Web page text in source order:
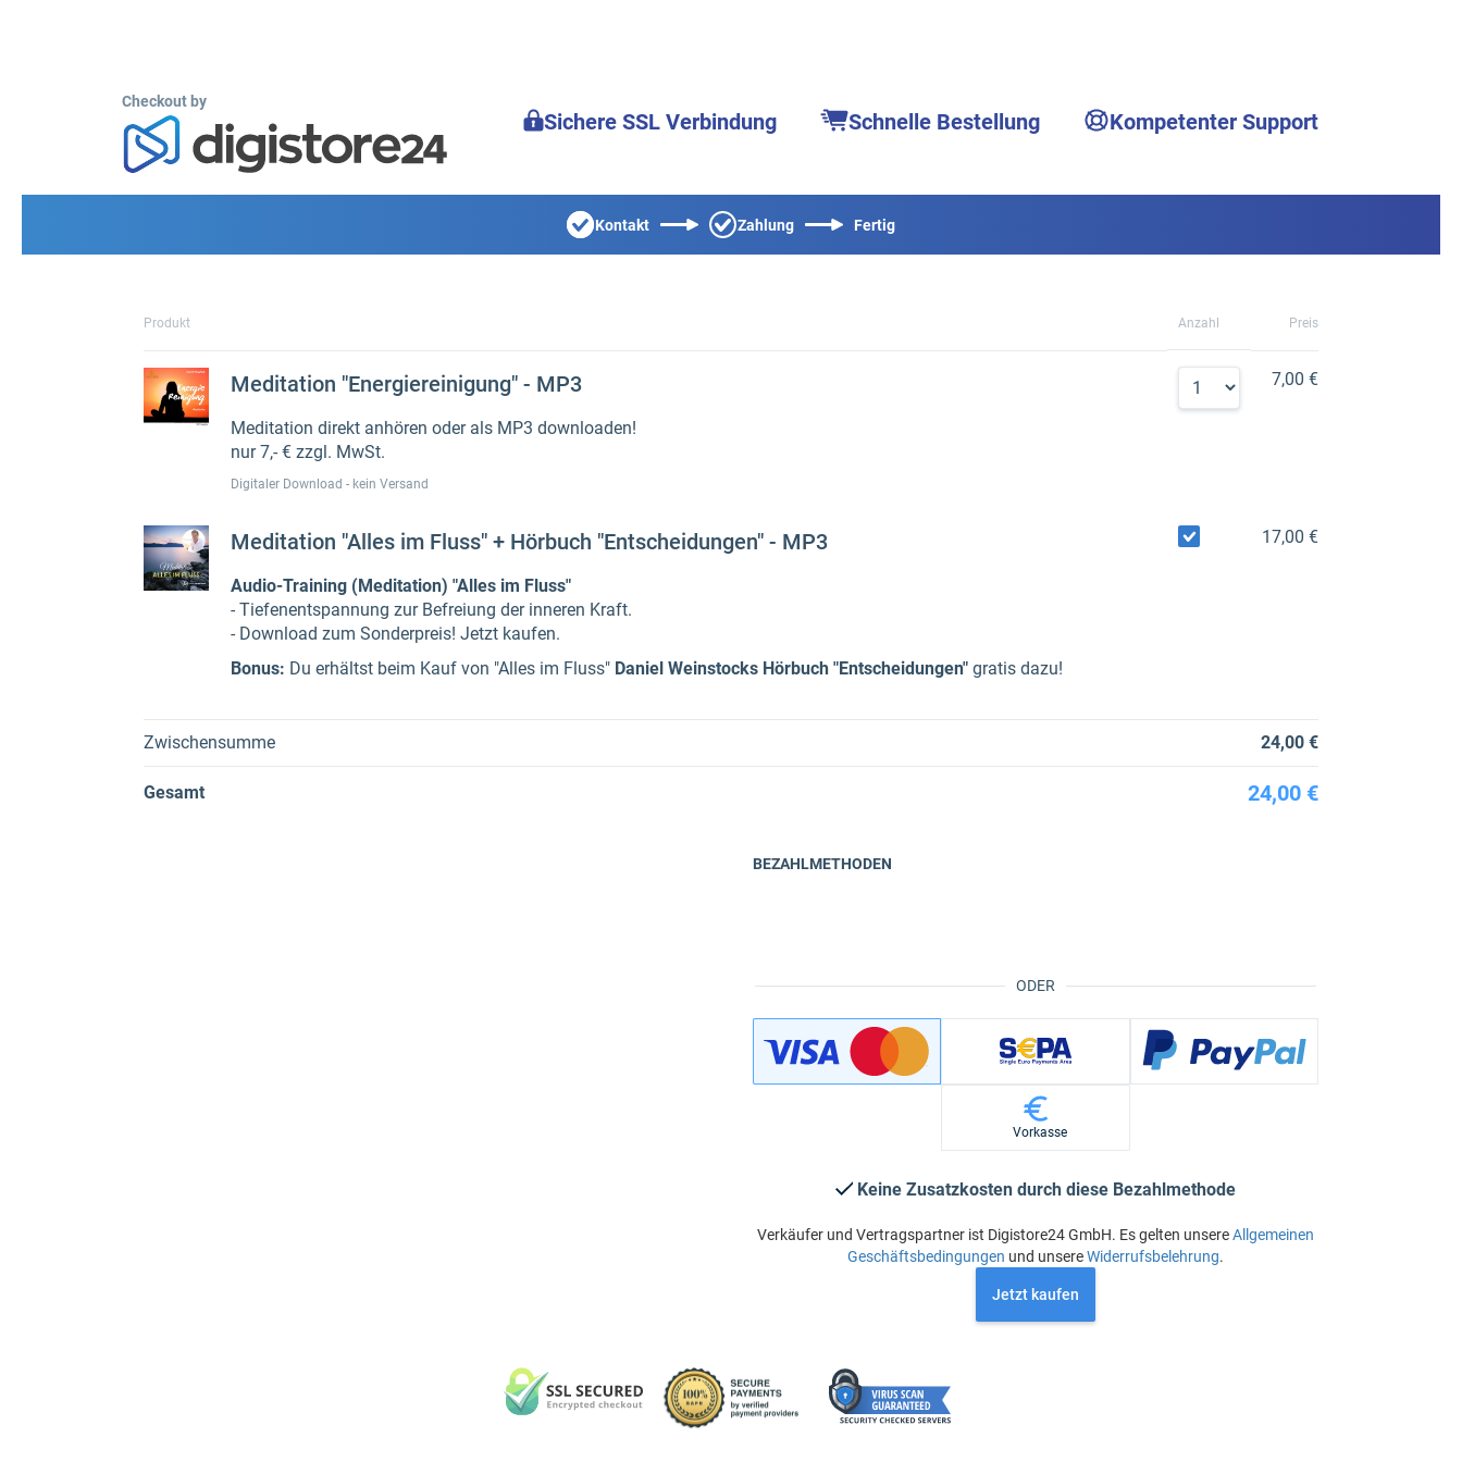
Checkout by
Sichere SSL Verbindung Schnelle Bestellung Kompetenter Support
Kontakt Zahlung Fertig
Produkt Anzahl Preis
Meditation "Energiereinigung" - MP3
Meditation direkt anhören oder als MP3 downloaden!
nur 7,- € zzgl. MwSt.
Digitaler Download - kein Versand
7,00 €
Meditation "Alles im Fluss" + Hörbuch "Entscheidungen" - MP3
Audio-Training (Meditation) "Alles im Fluss"
- Tiefenentspannung zur Befreiung der inneren Kraft.
- Download zum Sonderpreis! Jetzt kaufen.
Bonus: Du erhältst beim Kauf von "Alles im Fluss" Daniel Weinstocks Hörbuch "Entscheidungen" gratis dazu!
17,00 €
Zwischensumme 24,00 €
Gesamt 24,00 €
ODER
BEZAHLMETHODEN
Vorkasse
Keine Zusatzkosten durch diese Bezahlmethode
Verkäufer und Vertragspartner ist Digistore24 GmbH. Es gelten unsereAllgemeinen
Geschäftsbedingungen und unsereWiderrufsbelehrung.
Jetzt kaufen